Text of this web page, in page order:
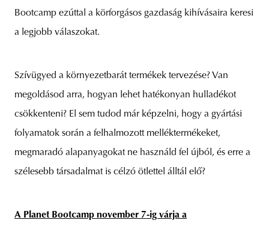
Bootcamp ezúttal a körforgásos gazdaság kihívásaira keresi
a legjobb válaszokat.
Szívügyed a környezetbarát termékek tervezése? Van
megoldásod arra, hogyan lehet hatékonyan hulladékot
csökkenteni? El sem tudod már képzelni, hogy a gyártási
folyamatok során a felhalmozott melléktermékeket,
megmaradó alapanyagokat ne használd fel újból, és erre a
szélesebb társadalmat is célzó ötlettel álltál elő?
A Planet Bootcamp november 7-ig várja a